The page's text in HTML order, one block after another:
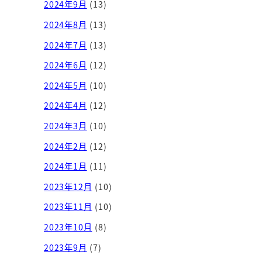
2024年9月 (13)
2024年8月 (13)
2024年7月 (13)
2024年6月 (12)
2024年5月 (10)
2024年4月 (12)
2024年3月 (10)
2024年2月 (12)
2024年1月 (11)
2023年12月 (10)
2023年11月 (10)
2023年10月 (8)
2023年9月 (7)